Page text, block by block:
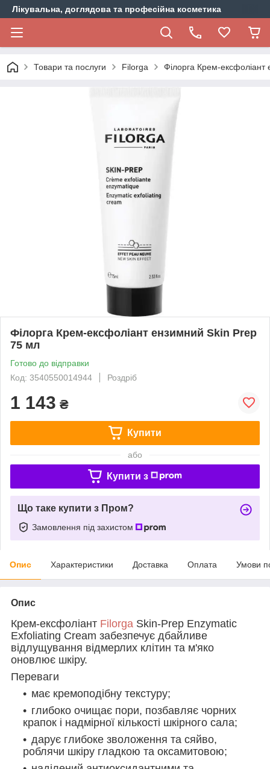
Лікувальна, доглядова та професійна косметика
Товари та послуги Filorga Філорга Крем-
Філорга Крем-ексфоліант ензимний Skin Prep
75 мл
Готово до відправки
Код: 3540550014944
Роздріб
1 143 ₴
Купити
або
Купити з
Що таке купити з Пром?
Замовлення під захистом
Опис Характеристики Доставка Оплата Умови
Опис
Крем-ексфоліант Filorga Skin-Prep Enzymatic
Exfoliating Cream забезпечує дбайливе
відлущування відмерлих клітин та м'яко
оновлює шкіру.
Переваги
має кремоподібну текстуру;
глибоко очищає пори, позбавляє чорних
крапок і надмірної кількості шкірного сала;
дарує глибоке зволоження та сяйво,
роблячи шкіру гладкою та оксамитовою;